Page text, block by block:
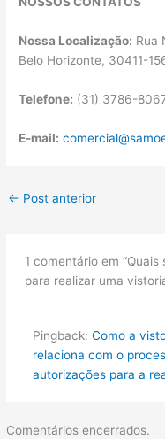
Nossa Localização: Rua
Belo Horizonte, 30411-
Telefone: (31) 3786-
E-mail:
← Post anterior
1 comentário em
para realizar uma
Pingback: Como a
relaciona com o
autorizações para a
Comentários encerrados.